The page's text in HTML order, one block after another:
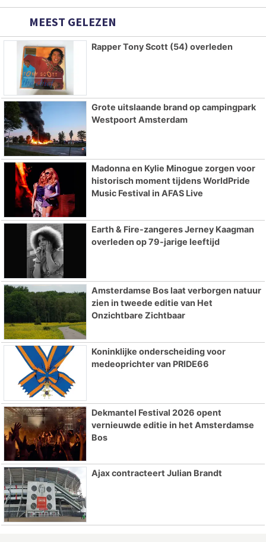
MEEST GELEZEN
Rapper Tony Scott (54) overleden
Grote uitslaande brand op campingpark
Westpoort Amsterdam
Madonna en Kylie Minogue zorgen voor
historisch moment tijdens WorldPride
Music Festival in AFAS Live
Earth & Fire-zangeres Jerney Kaagman
overleden op 79-jarige leeftijd
Amsterdamse Bos laat verborgen natuur
zien in tweede editie van Het
Onzichtbare Zichtbaar
Koninklijke onderscheiding voor
medeoprichter van PRIDE66
Dekmantel Festival 2026 opent
vernieuwde editie in het Amsterdamse
Bos
Ajax contracteert Julian Brandt